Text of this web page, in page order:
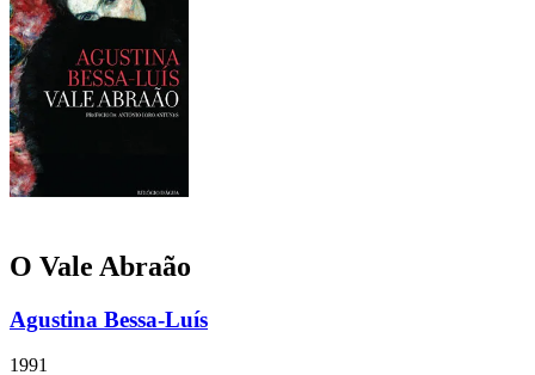
O Vale Abraão
Agustina Bessa-Luís
1991